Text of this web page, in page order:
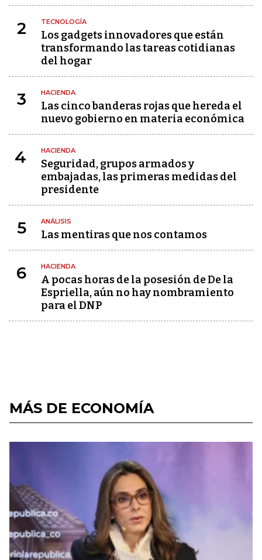
2 TECNOLOGÍA
Los gadgets innovadores que están
transformando las tareas cotidianas
del hogar
3 HACIENDA
Las cinco banderas rojas que hereda el
nuevo gobierno en materia económica
4 HACIENDA
Seguridad, grupos armados y
embajadas, las primeras medidas del
presidente
5 ANÁLISIS
Las mentiras que nos contamos
6 HACIENDA
A pocas horas de la posesión de De la
Espriella, aún no hay nombramiento
para el DNP
MÁS DE ECONOMÍA